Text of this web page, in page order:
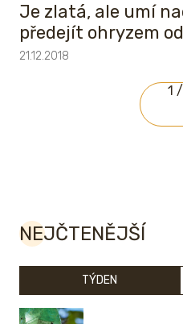
Je zlatá, ale umí
předejít ohryzem
21.12.2018
1
NEJČTENĚJŠÍ
TÝDEN